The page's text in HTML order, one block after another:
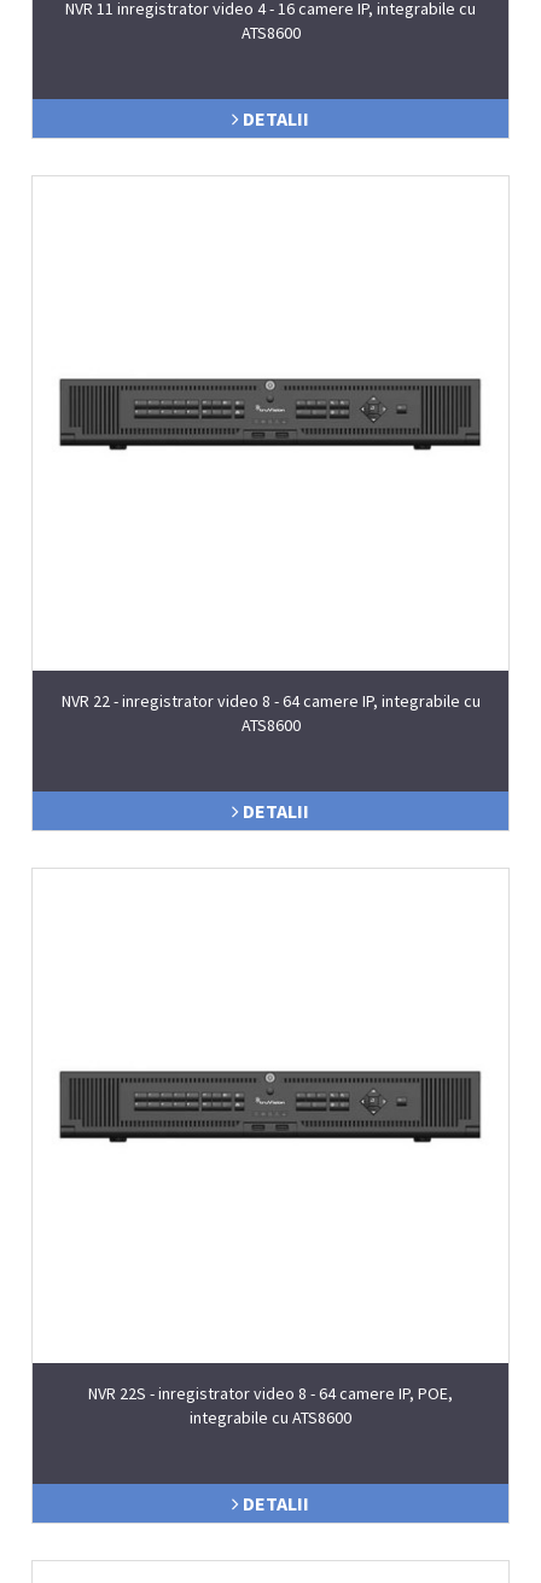
NVR 11 inregistrator video 4 - 16 camere IP, integrabile cu
ATS8600
DETALII
NVR 22 - inregistrator video 8 - 64 camere IP, integrabile cu
ATS8600
DETALII
NVR 22S - inregistrator video 8 - 64 camere IP, POE,
integrabile cu ATS8600
DETALII